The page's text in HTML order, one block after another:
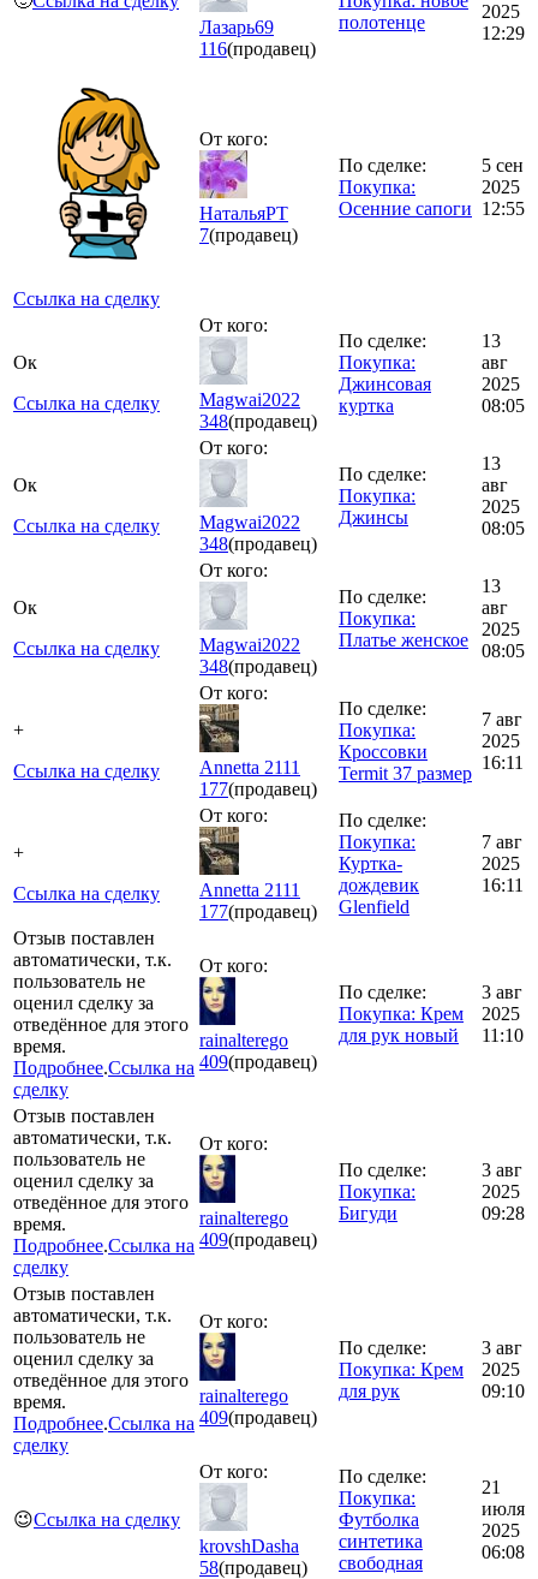
Лазарь69
116(продавец)
полотенце
2025
12:29
Ссылка на сделку
От кого:
НатальяРТ
7(продавец)
По сделке:
Покупка:
Осенние сапоги
5 сен
2025
12:55
Ок
Ссылка на сделку
От кого:
Magwai2022
348(продавец)
По сделке:
Покупка:
Джинсовая
куртка
13
авг
2025
08:05
Ок
Ссылка на сделку
От кого:
Magwai2022
348(продавец)
По сделке:
Покупка:
Джинсы
13
авг
2025
08:05
Ок
Ссылка на сделку
От кого:
Magwai2022
348(продавец)
По сделке:
Покупка:
Платье женское
13
авг
2025
08:05
+
Ссылка на сделку
От кого:
Annetta 2111
177(продавец)
По сделке:
Покупка:
Кроссовки
Termit 37 размер
7 авг
2025
16:11
+
Ссылка на сделку
От кого:
Annetta 2111
177(продавец)
По сделке:
Покупка:
Куртка-
дождевик
Glenfield
7 авг
2025
16:11
Отзыв поставлен
автоматически, т.к.
пользователь не
оценил сделку за
отведённое для этого
время.
Подробнее.Ссылка на
сделку
От кого:
rainalterego
409(продавец)
По сделке:
Покупка: Крем
для рук новый
3 авг
2025
11:10
Отзыв поставлен
автоматически, т.к.
пользователь не
оценил сделку за
отведённое для этого
время.
Подробнее.Ссылка на
сделку
От кого:
rainalterego
409(продавец)
По сделке:
Покупка:
Бигуди
3 авг
2025
09:28
Отзыв поставлен
автоматически, т.к.
пользователь не
оценил сделку за
отведённое для этого
время.
Подробнее.Ссылка на
сделку
От кого:
rainalterego
409(продавец)
По сделке:
Покупка: Крем
для рук
3 авг
2025
09:10
😉Ссылка на сделку
От кого:
krovshDasha
58(продавец)
По сделке:
Покупка:
Футболка
синтетика
свободная
21
июля
2025
06:08